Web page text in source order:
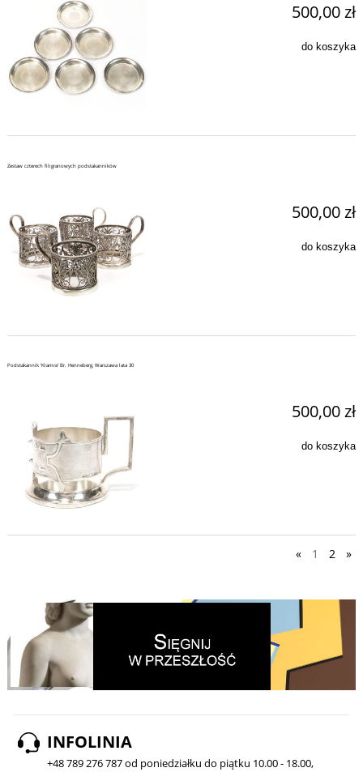
500,00 zł
do koszyka
Zestaw czterech filigranowych podstakanników
500,00 zł
do koszyka
Podstakannik 'Klamra' Br. Henneberg, Warszawa lata 30
500,00 zł
do koszyka
« 1 2 »
INFOLINIA
+48 789 276 787 od poniedziałku do piątku 10.00 - 18.00,